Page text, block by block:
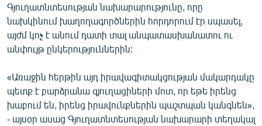
English
Русский
Գյուղատնտեսության նախարարությունը, որը
նախկինում խաղողագործներին հորդորում էր սպասել,
այժմ կոչ է անում դատի տալ անպատասխանատու ու
անփույթ ընկերություններին:
«Առաջին հերթին այդ իրավագիտակցության մակարդակը
պետք է բարձրանա գյուղացիների մոտ, որ եթե իրենց
խաբում են, իրենց իրավունքներին պաշտպան կանգնեն»,
- այսօր ասաց Գյուղատնտեսության նախարարի տեղակալ